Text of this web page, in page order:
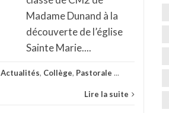
Madame Dunand à la
découverte de l’église
Sainte Marie....
Actualités, Collège, Pastorale ...
Lire la suite